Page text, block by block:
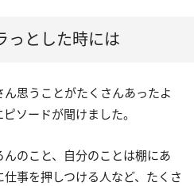
っとした時には
思うことがたくさんあったよ
ソードが聞けました。
のこと、自分のことは棚にあ
事を押しつける人など、たくさ